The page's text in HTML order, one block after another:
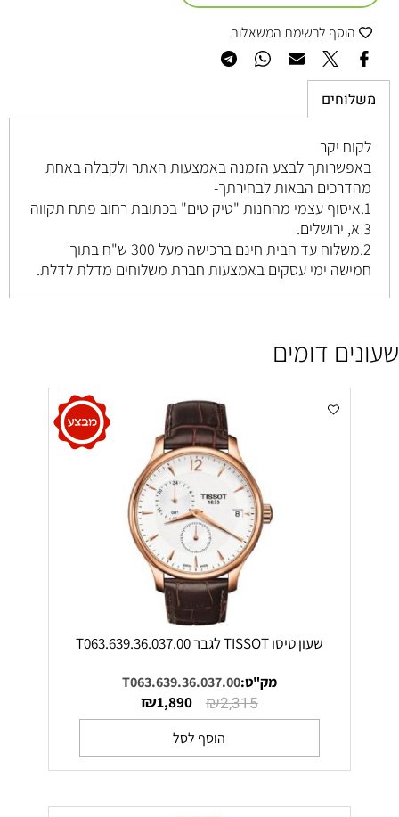
הוסף לרשימת המשאלות
משלוחים
לקוח יקר
באפשרותך לבצע הזמנה באמצעות האתר ולקבלה באחת
מהדרכים הבאות לבחירתך-
1.איסוף עצמי מהחנות "טיק טים" בכתובת רחוב
פתח תקווה
3 א, ירושלים
.
2.משלוח עד הבית חינם ברכישה מעל 300 ש"ח בתוך
חמישה ימי עסקים באמצעות חברת משלוחים מדלת לדלת.
שעונים דומים
שעון טיסו TISSOT לגבר T063.639.36.037.00
מק"ט:T063.639.36.037.00
₪2,315
₪1,890
הוסף לסל